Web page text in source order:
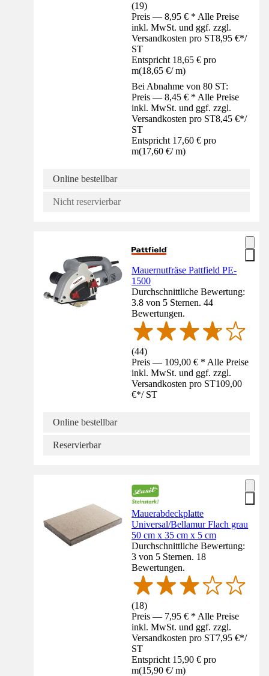
(19)
Preis — 8,95 € * Alle Preise
inkl. MwSt. und ggf. zzgl.
Versandkosten pro ST8,95 €*/
ST
Entspricht 18,65 € pro
m(18,65 €/ m)
Bei Abnahme von 80 ST:
Preis — 8,45 € * Alle Preise
inkl. MwSt. und ggf. zzgl.
Versandkosten pro ST8,45 €*/
ST
Entspricht 17,60 € pro
m(17,60 €/ m)
Online bestellbar
Nicht reservierbar
Mauernutfräse Pattfield PE-
1500
Durchschnittliche Bewertung:
3.8 von 5 Sternen. 44
Bewertungen.
(44)
Preis — 109,00 € * Alle Preise
inkl. MwSt. und ggf. zzgl.
Versandkosten pro ST109,00
€*/ ST
Online bestellbar
Reservierbar
Mauerabdeckplatte
Universal/Bellamur Flach grau
50 cm x 35 cm x 5 cm
Durchschnittliche Bewertung:
3 von 5 Sternen. 18
Bewertungen.
(18)
Preis — 7,95 € * Alle Preise
inkl. MwSt. und ggf. zzgl.
Versandkosten pro ST7,95 €*/
ST
Entspricht 15,90 € pro
m(15,90 €/ m)